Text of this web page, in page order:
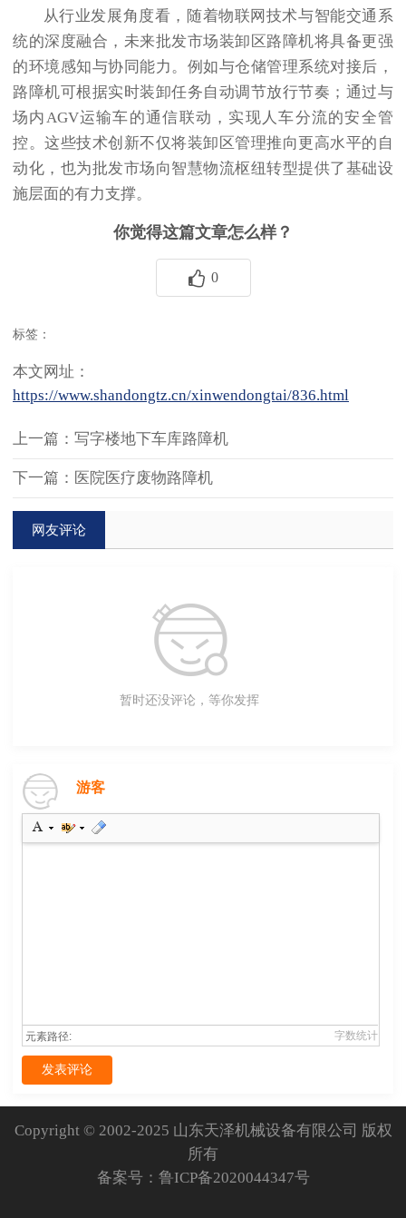
从行业发展角度看，随着物联网技术与智能交通系
统的深度融合，未来批发市场装卸区路障机将具备更强
的环境感知与协同能力。例如与仓储管理系统对接后，
路障机可根据实时装卸任务自动调节放行节奏；通过与
场内AGV运输车的通信联动，实现人车分流的安全管
控。这些技术创新不仅将装卸区管理推向更高水平的自
动化，也为批发市场向智慧物流枢纽转型提供了基础设
施层面的有力支撑。
你觉得这篇文章怎么样？
0
标签：
本文网址：
https://www.shandongtz.cn/xinwendongtai/836.html
上一篇：写字楼地下车库路障机
下一篇：医院医疗废物路障机
网友评论
暂时还没评论，等你发挥
游客
元素路径: 字数统计
发表评论
Copyright © 2002-2025 山东天泽机械设备有限公司 版权
所有
备案号： 鲁ICP备2020044347号